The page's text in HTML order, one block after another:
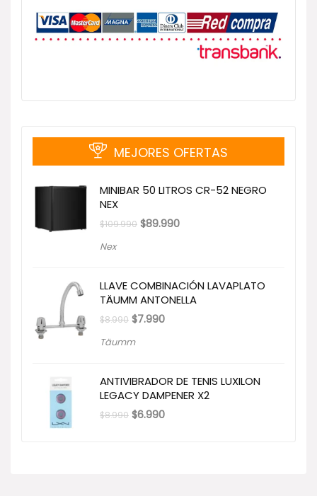
MEJORES OFERTAS
MINIBAR 50 LITROS CR-52 NEGRO
NEX
$109.990 El
$89.990El
Nex
LLAVE COMBINACIÓN LAVAPLATO
TÄUMM ANTONELLA
$8.990 El
original
era:
$7.990El
Täumm
ANTIVIBRADOR DE TENIS LUXILON
LEGACY DAMPENER X2
$8.990 El
$6.990El